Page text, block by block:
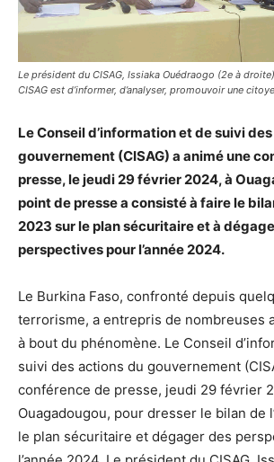
Le président du CISAG, Issiaka Ouédraogo (2e à
CISAG est d’informer, d’analyser, promouvoir une
Le Conseil d’information et de suivi
gouvernement (CISAG) a animé une
presse, le jeudi 29 février 2024, à
point de presse a consisté à faire le
2023 sur le plan sécuritaire et à
perspectives pour l’année 2024.
Le Burkina Faso, confronté depuis
terrorisme, a entrepris de nombreuses
à bout du phénomène. Le Conseil
suivi des actions du gouvernement
conférence de presse, jeudi 29 février
Ouagadougou, pour dresser le bilan de
le plan sécuritaire et dégager des